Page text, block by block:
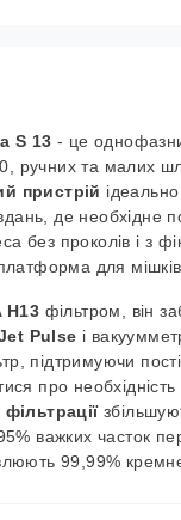
S 13 - це
ручних та малих
пристрій
де необхідне
без проколів і з
для мішків
H13 фільтром, він
Pulse і
підтримуючи
про
важких часток
99,99%